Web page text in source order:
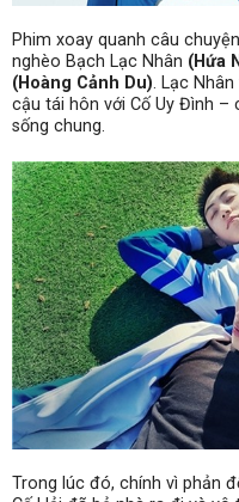
Phim xoay quanh câu
nghèo Bạch Lạc Nhân (Hứa
(Hoàng Cảnh Du). Lạc
cậu tái hôn với Cố Uy Đình –
sống chung.
Trong lúc đó, chính vì phản